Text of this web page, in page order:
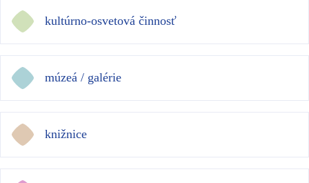
kultúrno-osvetová činnosť
múzeá / galérie
knižnice